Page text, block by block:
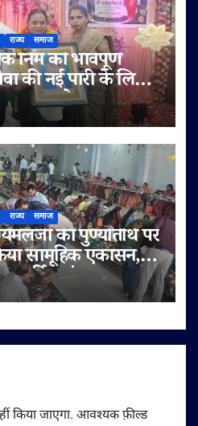
राज्य समाज
निम को भावपूर्ण
की नई पारी के लिए
से नवाजा
राज्य समाज
की पुण्यतिथि पर
सामूहिक एकासन,
संघ
किया जाएगा. आवश्यक फ़ील्ड